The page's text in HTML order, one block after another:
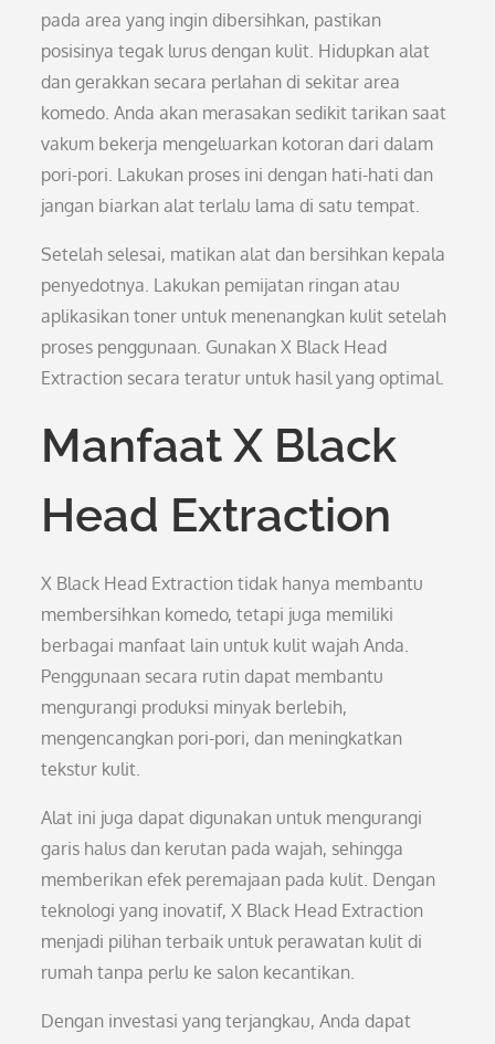
pada area yang ingin dibersihkan, pastikan
posisinya tegak lurus dengan kulit. Hidupkan alat
dan gerakkan secara perlahan di sekitar area
komedo. Anda akan merasakan sedikit tarikan saat
vakum bekerja mengeluarkan kotoran dari dalam
pori-pori. Lakukan proses ini dengan hati-hati dan
jangan biarkan alat terlalu lama di satu tempat.
Setelah selesai, matikan alat dan bersihkan kepala
penyedotnya. Lakukan pemijatan ringan atau
aplikasikan toner untuk menenangkan kulit setelah
proses penggunaan. Gunakan X Black Head
Extraction secara teratur untuk hasil yang optimal.
Manfaat X Black
Head Extraction
X Black Head Extraction tidak hanya membantu
membersihkan komedo, tetapi juga memiliki
berbagai manfaat lain untuk kulit wajah Anda.
Penggunaan secara rutin dapat membantu
mengurangi produksi minyak berlebih,
mengencangkan pori-pori, dan meningkatkan
tekstur kulit.
Alat ini juga dapat digunakan untuk mengurangi
garis halus dan kerutan pada wajah, sehingga
memberikan efek peremajaan pada kulit. Dengan
teknologi yang inovatif, X Black Head Extraction
menjadi pilihan terbaik untuk perawatan kulit di
rumah tanpa perlu ke salon kecantikan.
Dengan investasi yang terjangkau, Anda dapat